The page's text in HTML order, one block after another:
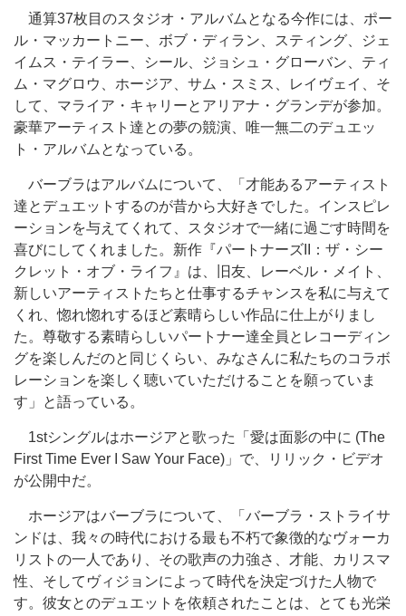
通算37枚目のスタジオ・アルバムとなる今作には、ポー
ル・マッカートニー、ボブ・ディラン、スティング、ジェ
イムス・テイラー、シール、ジョシュ・グローバン、ティ
ム・マグロウ、ホージア、サム・スミス、レイヴェイ、そ
して、マライア・キャリーとアリアナ・グランデが参加。
豪華アーティスト達との夢の競演、唯一無二のデュエッ
ト・アルバムとなっている。
バーブラはアルバムについて、「才能あるアーティスト
達とデュエットするのが昔から大好きでした。インスピレ
ーションを与えてくれて、スタジオで一緒に過ごす時間を
喜びにしてくれました。新作『パートナーズII：ザ・シー
クレット・オブ・ライフ』は、旧友、レーベル・メイト、
新しいアーティストたちと仕事するチャンスを私に与えて
くれ、惚れ惚れするほど素晴らしい作品に仕上がりまし
た。尊敬する素晴らしいパートナー達全員とレコーディン
グを楽しんだのと同じくらい、みなさんに私たちのコラボ
レーションを楽しく聴いていただけることを願っていま
す」と語っている。
1stシングルはホージアと歌った「愛は面影の中に (The
First Time Ever I Saw Your Face)」で、リリック・ビデオ
が公開中だ。
ホージアはバーブラについて、「バーブラ・ストライサ
ンドは、我々の時代における最も不朽で象徴的なヴォーカ
リストの一人であり、その歌声の力強さ、才能、カリスマ
性、そしてヴィジョンによって時代を決定づけた人物で
す。彼女とのデュエットを依頼されたことは、とても光栄